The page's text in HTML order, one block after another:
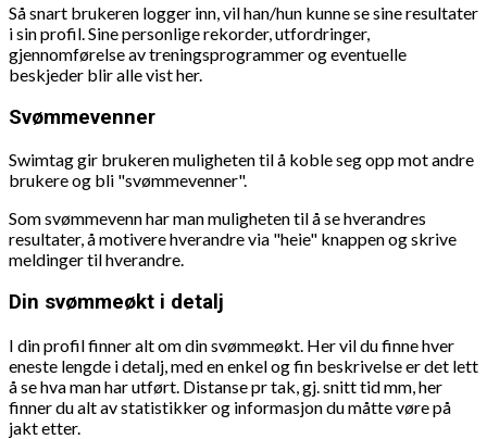
Så snart brukeren logger inn, vil han/hun kunne se sine resultater
i sin profil. Sine personlige rekorder, utfordringer,
gjennomførelse av treningsprogrammer og eventuelle
beskjeder blir alle vist her.
Svømmevenner
Swimtag gir brukeren muligheten til å koble seg opp mot andre
brukere og bli "svømmevenner".
Som svømmevenn har man muligheten til å se hverandres
resultater, å motivere hverandre via "heie" knappen og skrive
meldinger til hverandre.
Din svømmeøkt i detalj
I din profil finner alt om din svømmeøkt. Her vil du finne hver
eneste lengde i detalj, med en enkel og fin beskrivelse er det lett
å se hva man har utført. Distanse pr tak, gj. snitt tid mm, her
finner du alt av statistikker og informasjon du måtte vøre på
jakt etter.